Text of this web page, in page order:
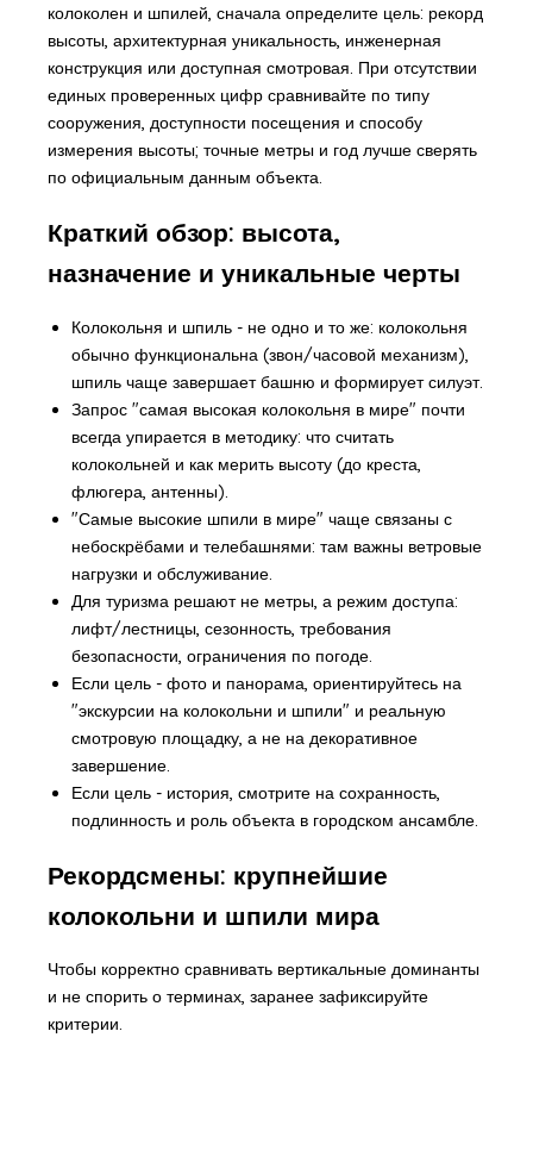
колоколен и шпилей, сначала определите цель: рекорд
высоты, архитектурная уникальность, инженерная
конструкция или доступная смотровая. При отсутствии
единых проверенных цифр сравнивайте по типу
сооружения, доступности посещения и способу
измерения высоты; точные метры и год лучше сверять
по официальным данным объекта.
Краткий обзор: высота,
назначение и уникальные черты
Колокольня и шпиль - не одно и то же: колокольня
обычно функциональна (звон/часовой механизм),
шпиль чаще завершает башню и формирует силуэт.
Запрос "самая высокая колокольня в мире" почти
всегда упирается в методику: что считать
колокольней и как мерить высоту (до креста,
флюгера, антенны).
"Самые высокие шпили в мире" чаще связаны с
небоскрёбами и телебашнями: там важны ветровые
нагрузки и обслуживание.
Для туризма решают не метры, а режим доступа:
лифт/лестницы, сезонность, требования
безопасности, ограничения по погоде.
Если цель - фото и панорама, ориентируйтесь на
"экскурсии на колокольни и шпили" и реальную
смотровую площадку, а не на декоративное
завершение.
Если цель - история, смотрите на сохранность,
подлинность и роль объекта в городском ансамбле.
Рекордсмены: крупнейшие
колокольни и шпили мира
Чтобы корректно сравнивать вертикальные доминанты
и не спорить о терминах, заранее зафиксируйте
критерии.